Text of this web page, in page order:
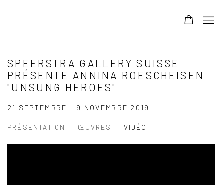
SPEERSTRA GALLERY SUISSE
PRÉSENTE ANNINA ROESCHEISEN
"UNSUNG HEROES"
21 SEPTEMBRE - 9 NOVEMBRE 2019
PRÉSENTATION ŒUVRES VIDÉO